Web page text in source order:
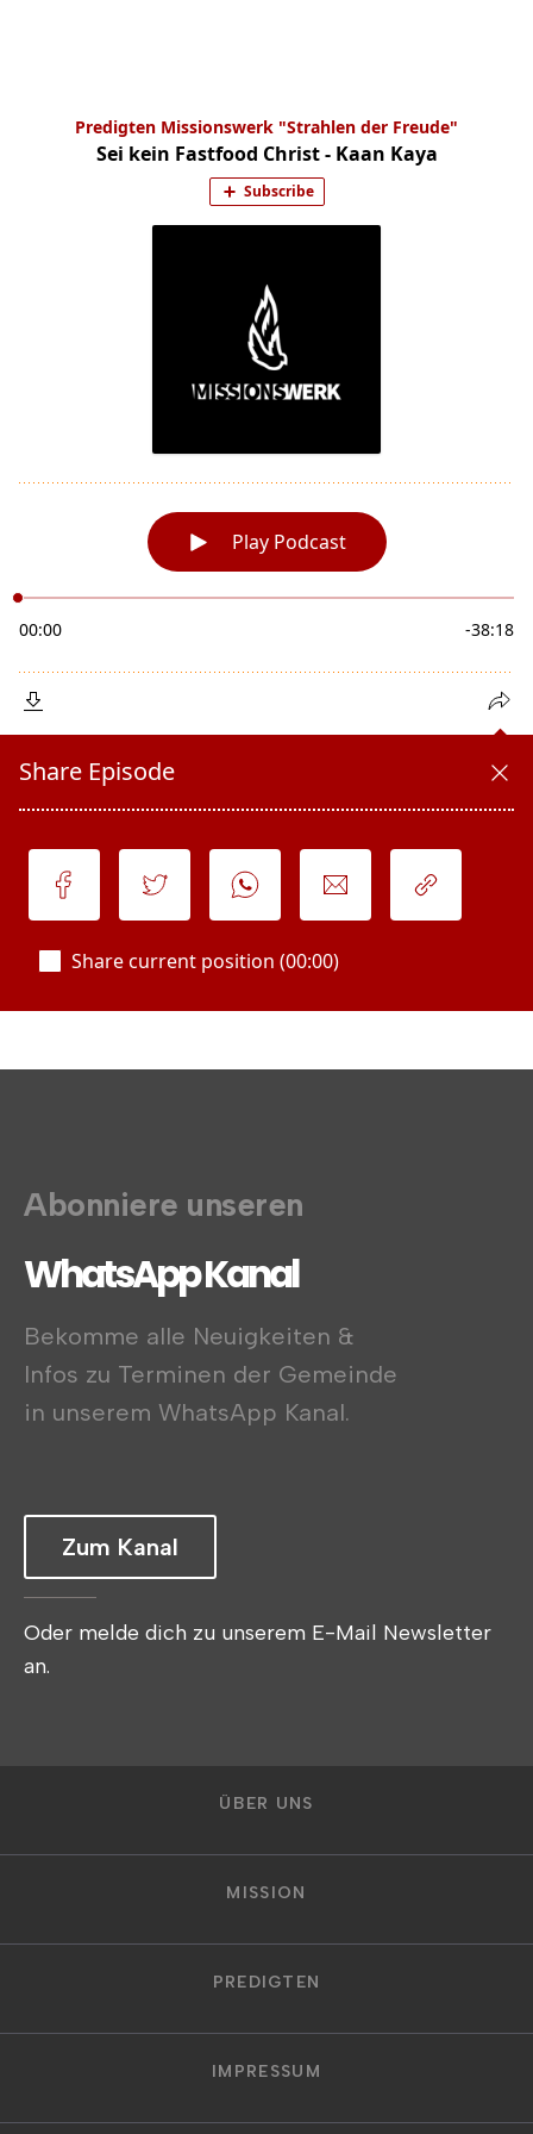
Abonniere unseren
WhatsApp Kanal
Bekomme alle Neuigkeiten &
Infos zu Terminen der Gemeinde
in unserem WhatsApp Kanal.
Zum Kanal
Oder melde dich zu unserem E-Mail Newsletter
an.
ÜBER UNS
MISSION
PREDIGTEN
IMPRESSUM